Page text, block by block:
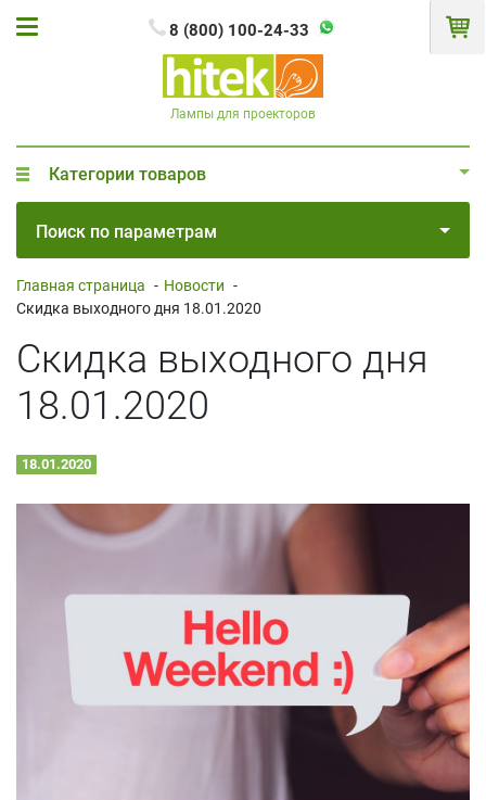
8 (800) 100-24-33
Лампы для проекторов
Категории товаров
Поиск по параметрам
Главная страница - Новости -
Скидка выходного дня 18.01.2020
Скидка выходного дня
18.01.2020
18.01.2020